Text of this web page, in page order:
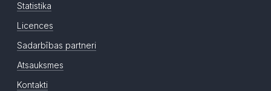
Statistika
Licences
Sadarbības partneri
Atsauksmes
Kontakti